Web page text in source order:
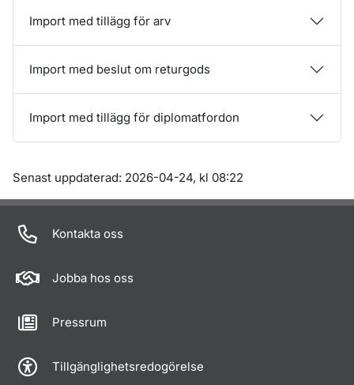
Import med tillägg för arv
Import med beslut om returgods
Import med tillägg för diplomatfordon
Om sidan
Senast uppdaterad: 2026-04-24, kl 08:22
Kontakta oss
Jobba hos oss
Pressrum
Tillgänglighetsredogörelse